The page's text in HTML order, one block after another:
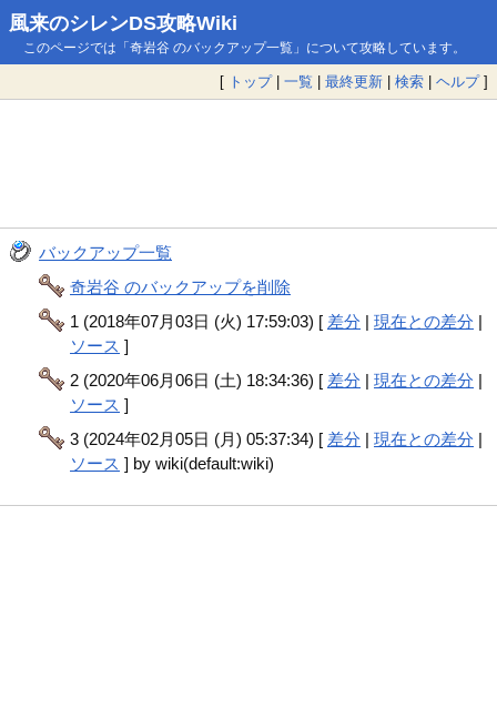
風来のシレンDS攻略Wiki
このページでは「奇岩谷 のバックアップ一覧」について攻略しています。
[ トップ| 一覧 | 最終更新 | 検索 | ヘルプ]
バックアップ一覧
奇岩谷 のバックアップを削除
1 (2018年07月03日 (火) 17:59:03) [ 差分 |現在との差分 |
ソース ]
2 (2020年06月06日 (土) 18:34:36) [ 差分 |現在との差分 |
ソース ]
3 (2024年02月05日 (月) 05:37:34) [ 差分 |現在との差分 |
ソース ] by wiki(default:wiki)